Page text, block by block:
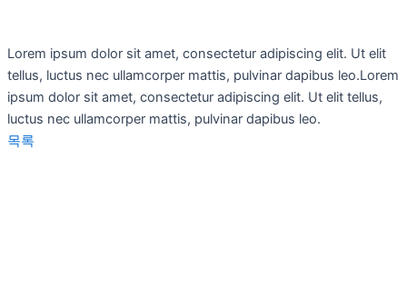
Lorem ipsum dolor sit amet, consectetur adipiscing elit. Ut elit
tellus, luctus nec ullamcorper mattis, pulvinar dapibus leo.Lorem
ipsum dolor sit amet, consectetur adipiscing elit. Ut elit tellus,
luctus nec ullamcorper mattis, pulvinar dapibus leo.
목록